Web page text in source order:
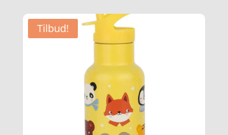
pris
var:
179,95 kr..
pris
Tilbud!